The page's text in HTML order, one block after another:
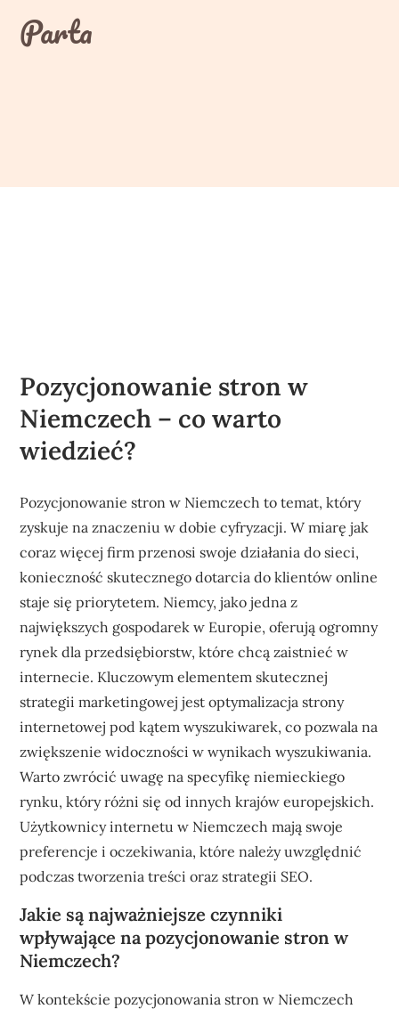
contentParta
Pozycjonowanie stron w
Niemczech – co warto
wiedzieć?
Pozycjonowanie stron w Niemczech to temat, który
zyskuje na znaczeniu w dobie cyfryzacji. W miarę jak
coraz więcej firm przenosi swoje działania do sieci,
konieczność skutecznego dotarcia do klientów online
staje się priorytetem. Niemcy, jako jedna z
największych gospodarek w Europie, oferują ogromny
rynek dla przedsiębiorstw, które chcą zaistnieć w
internecie. Kluczowym elementem skutecznej
strategii marketingowej jest optymalizacja strony
internetowej pod kątem wyszukiwarek, co pozwala na
zwiększenie widoczności w wynikach wyszukiwania.
Warto zwrócić uwagę na specyfikę niemieckiego
rynku, który różni się od innych krajów europejskich.
Użytkownicy internetu w Niemczech mają swoje
preferencje i oczekiwania, które należy uwzględnić
podczas tworzenia treści oraz strategii SEO.
Jakie są najważniejsze czynniki
wpływające na pozycjonowanie stron w
Niemczech?
W kontekście pozycjonowania stron w Niemczech